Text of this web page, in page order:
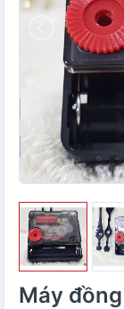
Máy